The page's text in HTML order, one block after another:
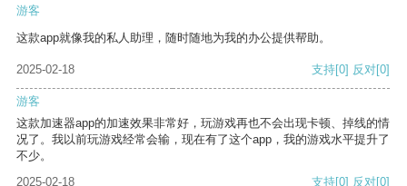
游客
这款app就像我的私人助理，随时随地为我的办公提供帮助。
2025-02-18 支持[0] 反对[0]
游客
这款加速器app的加速效果非常好，玩游戏再也不会出现卡顿、掉线的情
况了。我以前玩游戏经常会输，现在有了这个app，我的游戏水平提升了
不少。
2025-02-18
支持[0] 反对[0]